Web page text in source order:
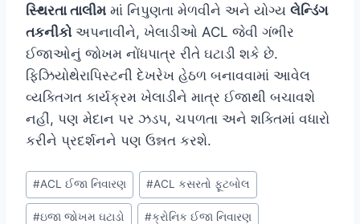
સ્થિરતા તાલીમ માં નિપુણતા મેળવીને અને યોગ્ય લેન્ડિંગ
તકનીકોઅપનાવીને, ખેલાડીઓ ACL જેવી ગંભીર
ઈજાઓનું જોખમ નોંધપાત્ર રીતે ઘટાડી શકે છે.
ફિઝિયોથેરાપિસ્ટની દેખરેખ હેઠળ બનાવવામાં આવેલ
વ્યક્તિગત કાર્યક્રમ ખેલાડીને માત્ર ઈજાથી બચાવશે
નહીં, પણ મેદાન પર ઝડપ, ચપળતા અને શક્તિમાં વધારો
કરીને પ્રદર્શનને પણ ઉન્નત કરશે.
Post
Tags:
#ACL ઈજા નિવારણ #ACL કસરતો ફૂટબોલ
#ઇજા જોખમ ઘટાડો #ક્રોનિક ઈજા નિવારણ